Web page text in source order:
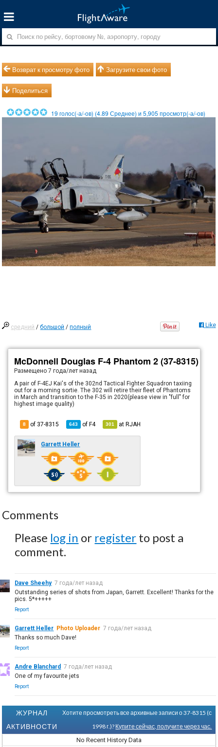
Возврат к просмотру фото Загрузите свои фото
Поделиться
19 голос(-а/-ов) (4.89 Среднее) и5,905 просмотр(-а/-ов)
средний /большой /полный Like
McDonnell Douglas F-4 Phantom 2 (37-8315)
Размещено7 года/лет назад
A pair of F-4EJ Kai's of the 302nd Tactical Fighter Squadron taxiing
out for a morning sortie. The 302 will retire their fleet of Phantoms
in March and transition to the F-35 in 2020(please view in "full" for
highest image quality)
8 of 37-8315 643 ofF4 301 atRJAH
Garrett Heller
Comments
Please log in or register to post a
comment.
Dave Sheehy 7 года/лет назад
Outstanding series of shots from Japan, Garrett. Excellent! Thanks for the
pics. 5*+++++
Report
Garrett Heller Photo Uploader 7 года/лет назад
Thanks so much Dave!
Report
Andre Blanchard
7 года/лет назад
One of my favourite jets
Report
ЖУРНАЛ
АКТИВНОСТИ
Хотите просмотреть все архивные записи о 37-8315 (с
1998 г.)? Купите сейчас, получите через час.
No Recent History Data